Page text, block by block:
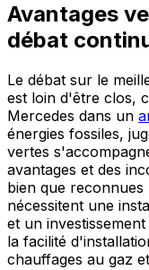
Avantages
débat
Le débat sur le
est loin d'être clos,
Mercedes dans un
énergies fossiles,
vertes
avantages et des
bien que
nécessitent une
et un
la facilité
chauffages au gaz